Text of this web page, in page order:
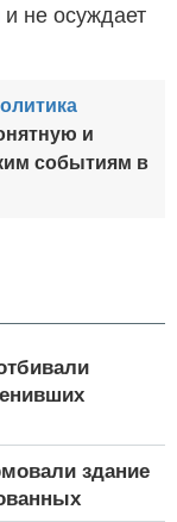
здание
и не осуждает
и
событиям в